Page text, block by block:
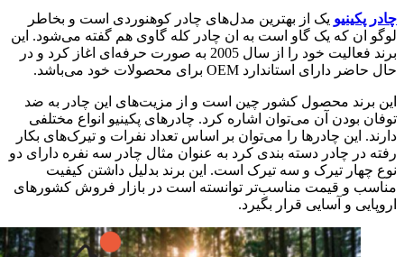
چادر پکینیو یک از بهترین مدل‌های چادر کوهنوردی است و بخاطر
لوگو ان که یک گاو است به ان چادر کله گاوی هم گفته می‌شود. این
برند فعالیت خود را از سال 2005 به صورت حرفه‌ای اغاز کرد و در
حال حاضر دارای استاندارد OEM برای محصولات خود می‌باشد.
این برند محصول کشور چین است و از مزیت‌های این چادر به ضد
توفان بودن آن می‌توان اشاره کرد. چادرهای پکینیو انواع مختلفی
دارند. این چادرها را می‌توان بر اساس تعداد نفرات و تیرک‌های بکار
رفته در چادر دسته بندی کرد به عنوان مثال چادر سه نفره دارای دو
نوع چهار تیرک و سه تیرک است. این برند بدلیل داشتن کیفیت
مناسب و قیمت مناسب‌تر توانسته است در بازار فروش کشورهای
اروپایی و آسایی قرار بگیرد.